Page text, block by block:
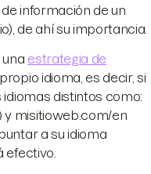
información de un
de ahí su importancia.
estrategia de
idioma, es decir, si
distintos como:
y misitioweb.com/en
a su idioma
efectivo.